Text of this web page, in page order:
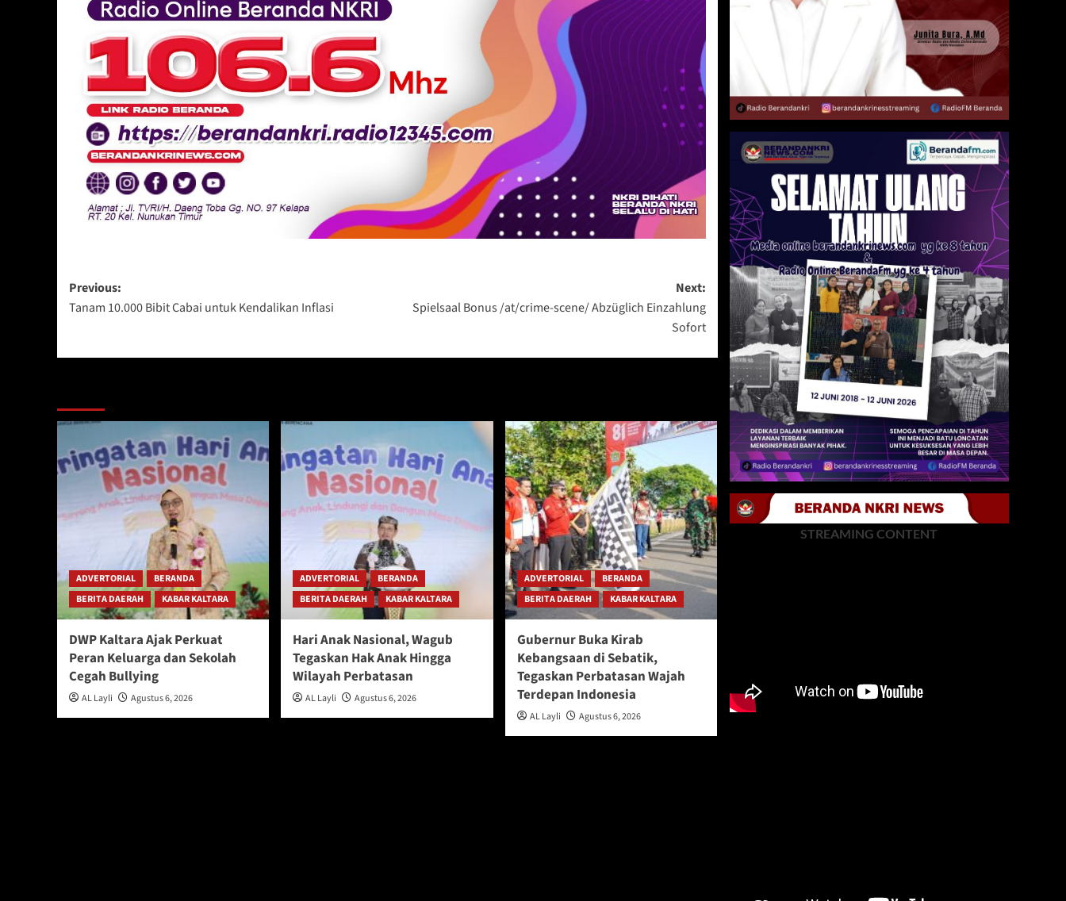
Post
navigation
Previous:
Tanam 10.000 Bibit Cabai untuk Kendalikan Inflasi
Next:
Spielsaal Bonus /at/crime-scene/ Abzüglich Einzahlung
Sofort
ADVERTORIAL
BERANDA
BERITA DAERAH
KABAR KALTARA
DWP Kaltara Ajak Perkuat
Peran Keluarga dan Sekolah
Cegah Bullying
AL Layli Agustus 6, 2026
ADVERTORIAL
BERANDA
BERITA DAERAH
KABAR KALTARA
Hari Anak Nasional, Wagub
Tegaskan Hak Anak Hingga
Wilayah Perbatasan
AL Layli Agustus 6, 2026
ADVERTORIAL
BERANDA
BERITA DAERAH
KABAR KALTARA
Gubernur Buka Kirab
Kebangsaan di Sebatik,
Tegaskan Perbatasan Wajah
Terdepan Indonesia
AL Layli Agustus 6, 2026
STREAMING CONTENT